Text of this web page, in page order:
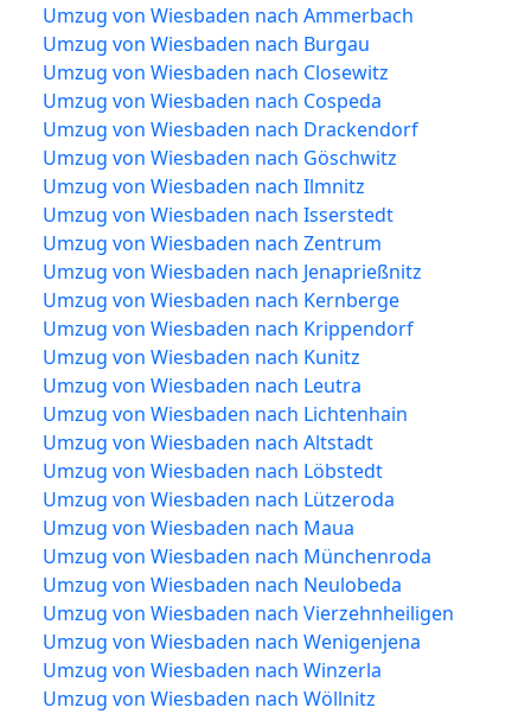
Umzug von Wiesbaden nach Ammerbach
Umzug von Wiesbaden nach Burgau
Umzug von Wiesbaden nach Closewitz
Umzug von Wiesbaden nach Cospeda
Umzug von Wiesbaden nach Drackendorf
Umzug von Wiesbaden nach Göschwitz
Umzug von Wiesbaden nach Ilmnitz
Umzug von Wiesbaden nach Isserstedt
Umzug von Wiesbaden nach Zentrum
Umzug von Wiesbaden nach Jenaprießnitz
Umzug von Wiesbaden nach Kernberge
Umzug von Wiesbaden nach Krippendorf
Umzug von Wiesbaden nach Kunitz
Umzug von Wiesbaden nach Leutra
Umzug von Wiesbaden nach Lichtenhain
Umzug von Wiesbaden nach Altstadt
Umzug von Wiesbaden nach Löbstedt
Umzug von Wiesbaden nach Lützeroda
Umzug von Wiesbaden nach Maua
Umzug von Wiesbaden nach Münchenroda
Umzug von Wiesbaden nach Neulobeda
Umzug von Wiesbaden nach Vierzehnheiligen
Umzug von Wiesbaden nach Wenigenjena
Umzug von Wiesbaden nach Winzerla
Umzug von Wiesbaden nach Wöllnitz